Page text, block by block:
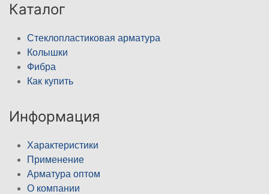
Каталог
Стеклопластиковая арматура
Колышки
Фибра
Как купить
Информация
Характеристики
Применение
Арматура оптом
О компании